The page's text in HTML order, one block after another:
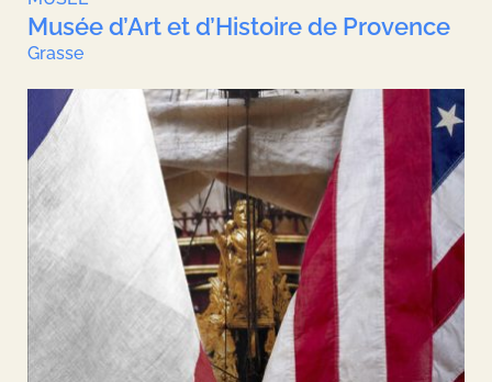
Musée d’Art et d’Histoire de Provence
Grasse